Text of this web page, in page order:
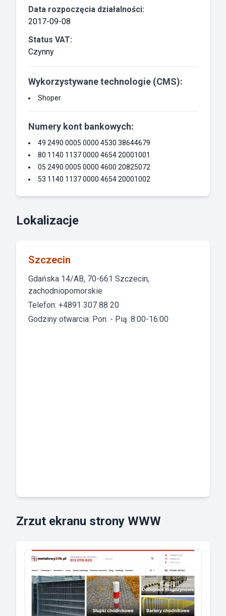
Data rozpoczęcia działalności:
2017-09-08
Status VAT:
Czynny
Wykorzystywane technologie (CMS):
Shoper
Numery kont bankowych:
49 2490 0005 0000 4530 38644679
80 1140 1137 0000 4654 20001001
05 2490 0005 0000 4600 20825072
53 1140 1137 0000 4654 20001002
Lokalizacje
Szczecin
Gdańska 14/AB, 70-661 Szczecin,
zachodniopomorskie
Telefon: +4891 307 88 20
Godziny otwarcia: Pon. - Pią. 8:00-16:00
Zrzut ekranu strony WWW